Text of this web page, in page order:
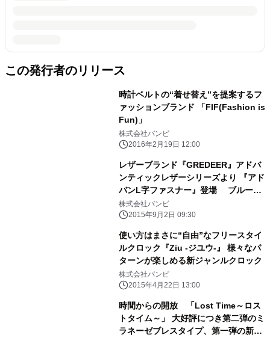
この発行者のリリース
時計ベルトの“着せ替え”を提案するフ
ァッションブランド 「FIF(Fashion is
Fun)」
株式会社バンビ
2016年2月19日 12:00
レザーブランド『GREDEER』アドバ
ンティックレザーシリーズより 『アド
バンL字ファスナー』登場 ブルー・
ワイン・ブラウン・グリーンの4色展
開で販売開始
株式会社バンビ
2015年9月2日 09:30
使い方はまさに“自由”なフリースタイ
ルクロック『Ziu -ジユウ-』 様々なパ
ターンが楽しめる新ジャンルクロック
株式会社バンビ
2015年4月22日 13:00
時間からの開放 「Lost Time～ロス
トタイム～」 大好評につき第二弾のミ
ラネーゼブレスタイプ、第一弾の新色